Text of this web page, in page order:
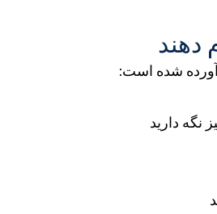
دهند
آورده شده است:
نگه دارید